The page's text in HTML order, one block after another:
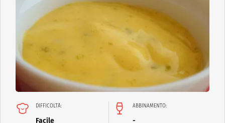
DIFFICOLTÀ:
Facile
ABBINAMENTO:
-